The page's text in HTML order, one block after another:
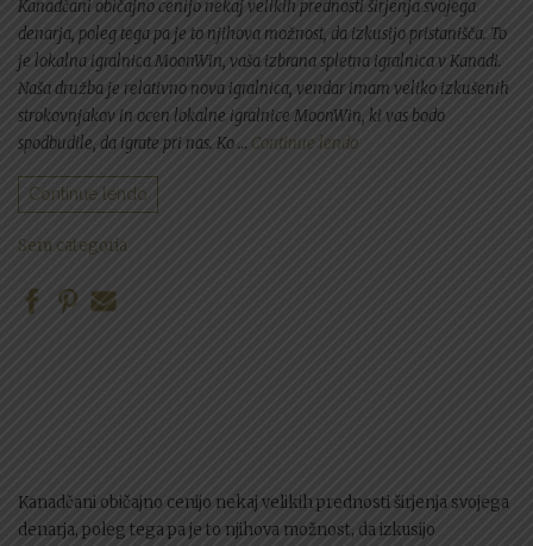
Kanadčani običajno cenijo nekaj velikih prednosti širjenja svojega
denarja, poleg tega pa je to njihova možnost, da izkusijo pristanišča. To
je lokalna igralnica MoonWin, vaša izbrana spletna igralnica v Kanadi.
Naša družba je relativno nova igralnica, vendar imam veliko izkušenih
strokovnjakov in ocen lokalne igralnice MoonWin, ki vas bodo
spodbudile, da igrate pri nas. Ko … Continue lendo“Najboljša pristanišča
Continue lendo
Sem categoria
Kanadčani običajno cenijo nekaj velikih prednosti širjenja svojega
denarja, poleg tega pa je to njihova možnost, da izkusijo